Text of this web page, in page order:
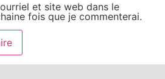
et site web dans le
fois que je commenterai.